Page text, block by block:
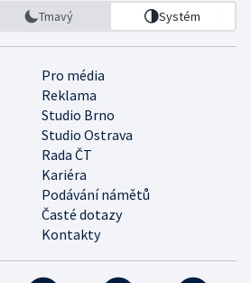
Tmavý Systém
Pro média
Reklama
Studio Brno
Studio Ostrava
Rada ČT
Kariéra
Podávání námětů
Časté dotazy
Kontakty